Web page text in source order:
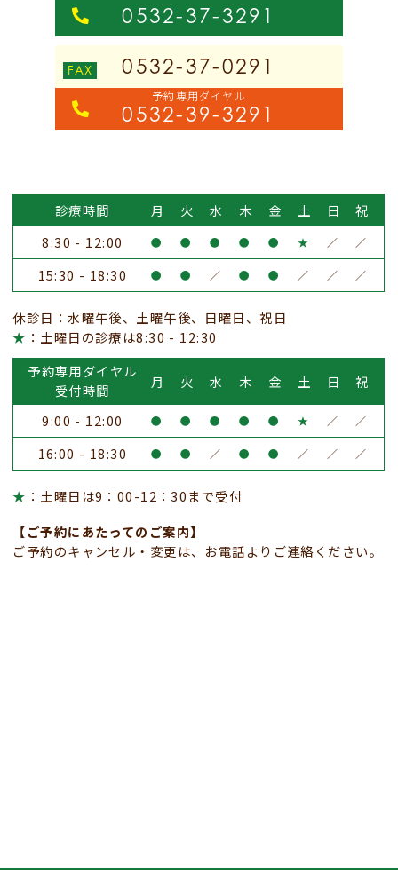
0532-37-3291
0532-37-0291
予約専用ダイヤル
0532-39-3291
診療時間 月 火 水 木 金 土 日
祝
8:30 - 12:00
● ● ● ● ● ★ ／ ／
15:30 - 18:30 ● ● ／ ● ● ／ ／ ／
休診日：水曜午後、土曜午後、日曜日、祝日
★ ：土曜日の診療は8:30 - 12:30
予約専用ダイヤル
受付時間
月 火 水 木 金 土 日 祝
9:00 - 12:00 ● ● ● ● ● ★ ／ ／
16:00 - 18:30 ● ● ／ ● ● ／ ／ ／
★ ：土曜日は9：00-12：30まで受付
【ご予約にあたってのご案内】
ご予約のキャンセル・変更は、お電話よりご連絡ください。